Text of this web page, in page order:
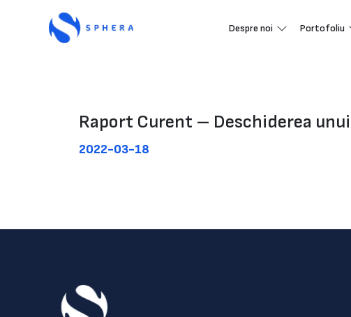
Despre noi Portofoliu
Raport Curent – Deschiderea
2022-03-18